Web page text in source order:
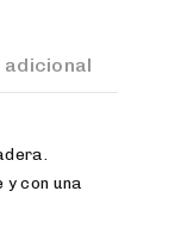
con una